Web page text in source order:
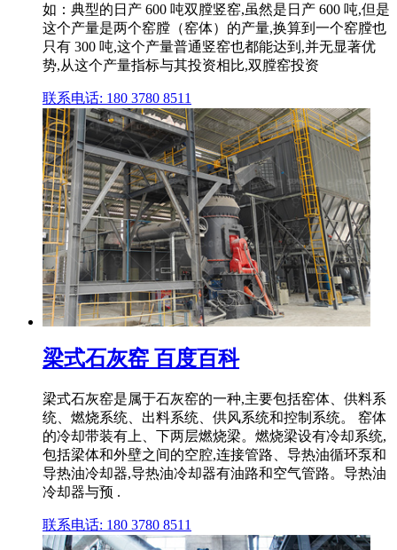
如：典型的日产 600 吨双膛竖窑,虽然是日产 600 吨,但是
这个产量是两个窑膛（窑体）的产量,换算到一个窑膛也
只有 300 吨,这个产量普通竖窑也都能达到,并无显著优
势,从这个产量指标与其投资相比,双膛窑投资
联系电话: 180 3780 8511
梁式石灰窑 百度百科
梁式石灰窑是属于石灰窑的一种,主要包括窑体、供料系
统、燃烧系统、出料系统、供风系统和控制系统。 窑体
的冷却带装有上、下两层燃烧梁。燃烧梁设有冷却系统,
包括梁体和外壁之间的空腔,连接管路、导热油循环泵和
导热油冷却器,导热油冷却器有油路和空气管路。导热油
冷却器与预 .
联系电话: 180 3780 8511